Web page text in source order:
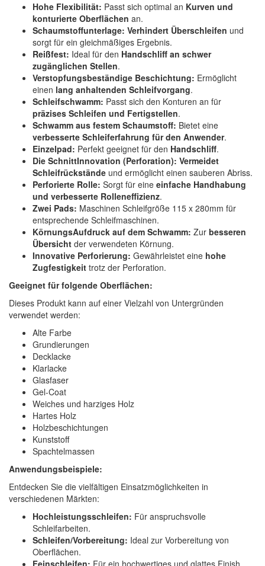
Hohe Flexibilität: Passt sich optimal an Kurven und
konturierte Oberflächen an.
Schaumstoffunterlage: Verhindert Überschleifen und
sorgt für ein gleichmäßiges Ergebnis.
Reißfest: Ideal für den Handschliff an schwer
zugänglichen Stellen.
Verstopfungsbeständige Beschichtung: Ermöglicht
einen lang anhaltenden Schleifvorgang.
Schleifschwamm: Passt sich den Konturen an für
präzises Schleifen und Fertigstellen.
Schwamm aus festem Schaumstoff: Bietet eine
verbesserte Schleiferfahrung für den Anwender.
Einzelpad: Perfekt geeignet für den Handschliff.
Die SchnittInnovation (Perforation): Vermeidet
Schleifrückstände und ermöglicht einen sauberen Abriss.
Perforierte Rolle: Sorgt für eine einfache Handhabung
und verbesserte Rolleneffizienz.
Zwei Pads: Maschinen Schleifgröße 115 x 280mm für
entsprechende Schleifmaschinen.
KörnungsAufdruck auf dem Schwamm: Zur besseren
Übersicht der verwendeten Körnung.
Innovative Perforierung: Gewährleistet eine hohe
Zugfestigkeit trotz der Perforation.
Geeignet für folgende Oberflächen:
Dieses Produkt kann auf einer Vielzahl von Untergründen
verwendet werden:
Alte Farbe
Grundierungen
Decklacke
Klarlacke
Glasfaser
Gel-Coat
Weiches und harziges Holz
Hartes Holz
Holzbeschichtungen
Kunststoff
Spachtelmassen
Anwendungsbeispiele:
Entdecken Sie die vielfältigen Einsatzmöglichkeiten in
verschiedenen Märkten:
Hochleistungsschleifen: Für anspruchsvolle
Schleifarbeiten.
Schleifen/Vorbereitung: Ideal zur Vorbereitung von
Oberflächen.